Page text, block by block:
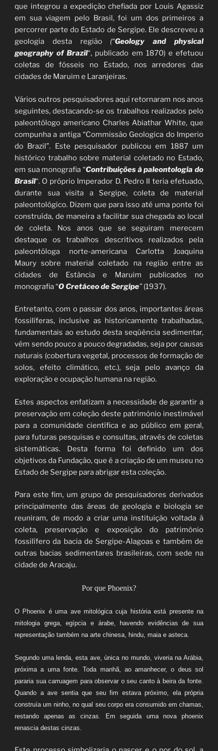
que integrou a expedição chefiada por Louis Agassiz
em sua viagem pelo Brasil, foi um dos primeiros a
percorrer parte do Estado de Sergipe. Ele descreveu a
geologia desta região (“Geology and physical
geography of Brazil“, publicado em 1870) e efetuou
coletas de fósseis no Estado, nos arredores das
cidades de Maruim e Laranjeiras.
Vários outros pesquisadores aqui retornaram nos anos
seguintes, destacando-se os trabalhos realizados pelo
paleontólogo americano Charles Abiathar White, que
compunha a antiga “Commissão Geologica do Imperio
do Brazil”. Este pesquisador publicou em 1887 um
histórico trabalho sobre material coletado no Estado,
em sua monografia “Contribuições à paleontologia do
Brasil“. O próprio Imperador D. Pedro II teria efetuado,
durante sua visita a Sergipe, coleta de material
paleontológico. Dizem que para isso até uma ponte foi
construída, de maneira a facilitar sua chegada ao local
de coleta. Nos anos que se seguiram merecem
destaque os trabalhos descritivos realizados pela
paleontóloga norte-americana Carlotta Joaquina
Maury sobre material coletado na região entre as
cidades de Estância e Maruim publicados no
monografia “O Cretáceo de Sergipe” (1937).
Entretanto, com o passar dos anos, importantes áreas
fossilíferas, inclusive as historicamente trabalhadas,
fundamentais ao estudo desta seqüência sedimentar,
vêm sendo pouco a pouco degradadas, seja por causas
naturais (cobertura vegetal, processos de formação de
solos, efeito climático, etc.), seja pelo avanço da
exploração e ocupação humana na região.
Estes aspectos enfatizam a necessidade de garantir a
preservação em coleção deste patrimônio inestimável
para a comunidade científica e ao público em geral,
para futuras pesquisas e consultas, através de coletas
sistemáticas. Desta forma foi definido um dos
objetivos da Fundação, que é a criação de um museu no
Estado de Sergipe para abrigar esta coleção.
Para este fim, um grupo de pesquisadores derivados
principalmente das áreas de geologia e biologia se
reuniram, de modo a criar uma instituição voltada à
coleta, preservação e exposição do patrimônio
fossilífero da bacia de Sergipe-Alagoas e também de
outras bacias sedimentares brasileiras, com sede na
cidade de Aracaju.
Por que Phoenix?
O Phoenix é uma ave mitológica cuja história está presente na
mitologia grega, egípcia e árabe, havendo evidências de sua
representação também na arte chinesa, hindu, maia e asteca.
Segundo uma lenda, esta ave, única no mundo, viveria na Arábia,
próxima a uma fonte. Toda manhã, ao amanhecer, o deus sol
pararia sua carruagem para observar o seu canto à beira da fonte.
Quando a ave sentia que seu fim estava próximo, ela própria
construía um ninho, no qual seu corpo era consumido em chamas,
restando apenas as cinzas. Em seguida uma nova phoenix
renascia destas cinzas.